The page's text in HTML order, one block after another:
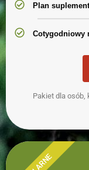
Plan
Cotygodniowy
Pakiet dla osób,